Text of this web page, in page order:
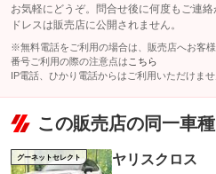
お気軽にどうぞ。問合せ後に何度もご連
ドレスは販売店に公開されません。
※無料電話をご利用の場合は、販売店へお客
番号ご利用の際の注意点は こちら
IP電話、ひかり電話からはご利用いただけませ
この販売店の同一車種
グーネットセレクト ヤリスクロス